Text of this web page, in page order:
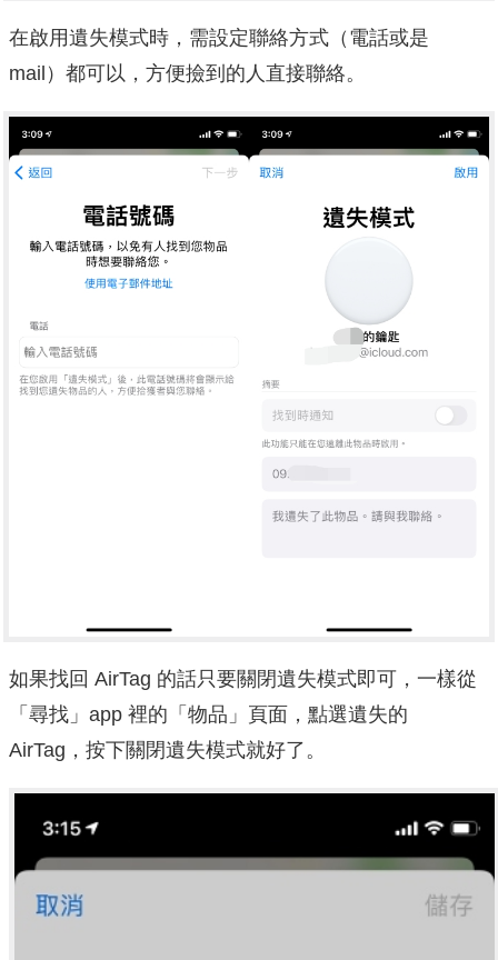
在啟用遺失模式時，需設定聯絡方式（電話或是
mail）都可以，方便撿到的人直接聯絡。
如果找回 AirTag 的話只要關閉遺失模式即可，一樣從
「尋找」app 裡的「物品」頁面，點選遺失的
AirTag，按下關閉遺失模式就好了。